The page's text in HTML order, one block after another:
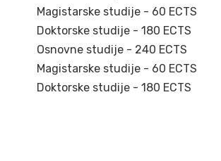
Magistarske studije - 60 ECTS
Doktorske studije - 180 ECTS
Osnovne studije - 240 ECTS
Magistarske studije - 60 ECTS
Doktorske studije - 180 ECTS